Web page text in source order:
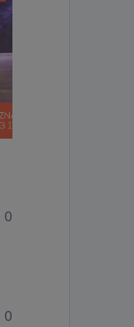
0
0